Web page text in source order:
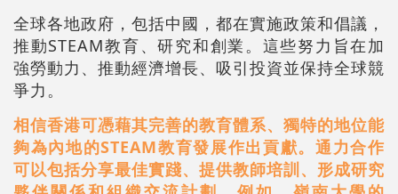
全球各地政府，包括中國，都在實施政策和倡議，
推動STEAM教育、研究和創業。這些努力旨在加
強勞動力、推動經濟增長、吸引投資並保持全球競
爭力。
相信香港可憑藉其完善的教育體系、獨特的地位能
夠為內地的STEAM教育發展作出貢獻。通力合作
可以包括分享最佳實踐、提供教師培訓、形成研究